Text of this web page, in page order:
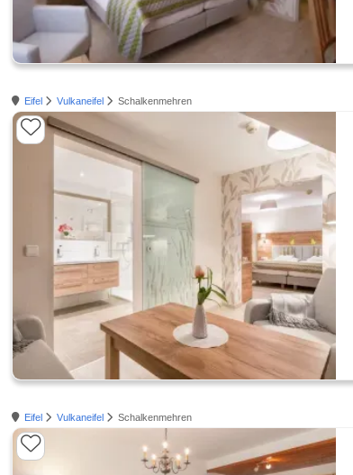
Eifel Vulkaneifel Schalkenmehren
Eifel Vulkaneifel Schalkenmehren